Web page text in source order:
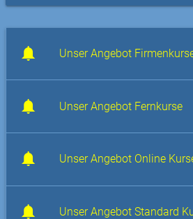
Unser Angebot
Unser Angebot Fernkurse
Unser Angebot Online
Unser Angebot Standard